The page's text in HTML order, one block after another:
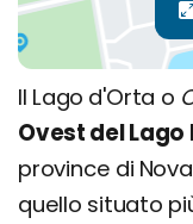
Il Lago d'Orta o
Ovest del
province di
quello situato